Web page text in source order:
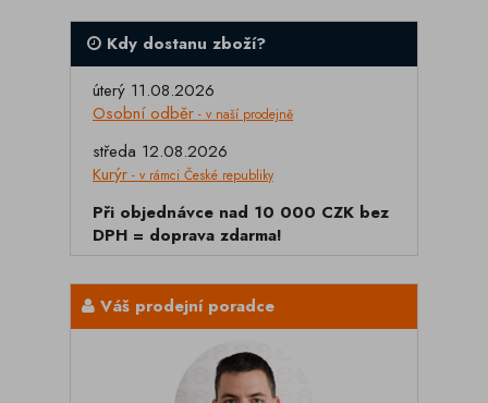
Kdy dostanu zboží?
úterý 11.08.2026
Osobní odběr - v naší prodejně
středa 12.08.2026
Kurýr - v rámci České republiky
Při objednávce nad 10 000 CZK bez
DPH = doprava zdarma!
Váš prodejní poradce